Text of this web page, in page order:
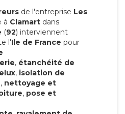
de l'entreprise Les
à Clamart dans
(92) interviennent
l'Ile de France pour
, étanchéité de
, isolation de
, nettoyage et
, pose et